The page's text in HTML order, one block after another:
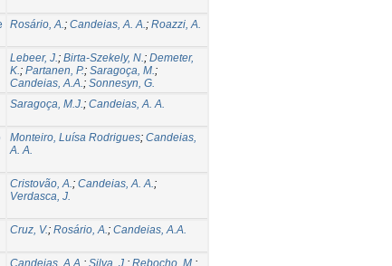
Rosário, A.; Candeias, A. A.; Roazzi, A.
Lebeer, J.; Birta-Szekely, N.; Demeter,
K.; Partanen, P.; Saragoça, M.;
Candeias, A.A.; Sonnesyn, G.
Saragoça, M.J.; Candeias, A. A.
Monteiro, Luísa Rodrigues; Candeias,
A. A.
Cristovão, A.; Candeias, A. A.;
Verdasca, J.
Cruz, V.; Rosário, A.; Candeias, A.A.
Candeias, A.A. ; Silva, J. ; Rebocho, M. ;